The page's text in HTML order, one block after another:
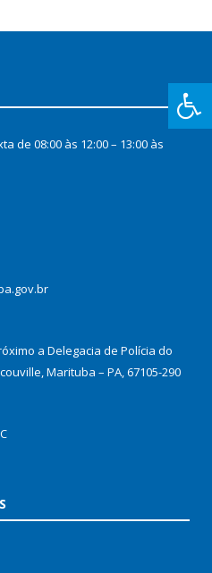
de 08:00 às 12:00 – 13:00 às
a Delegacia de Polícia do
Marituba – PA, 67105-290